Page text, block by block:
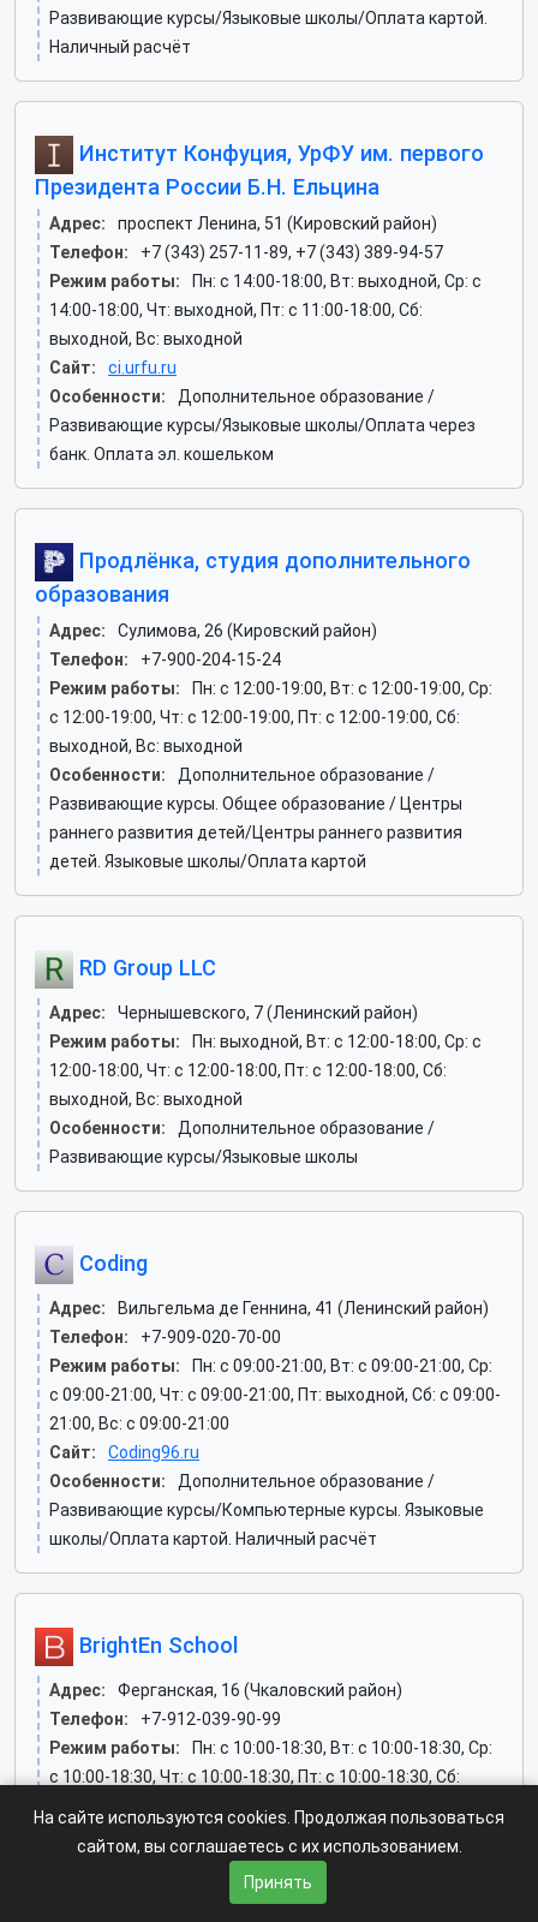
Развивающие курсы/Языковые школы/Оплата картой.
Наличный расчёт
Институт Конфуция, УрФУ им. первого
Президента России Б.Н. Ельцина
Адрес:
проспект Ленина, 51 (Кировский район)
Телефон:
+7 (343) 257-11-89, +7 (343) 389-94-57
Режим работы:
Пн: c 14:00-18:00, Вт: выходной, Ср: c
14:00-18:00, Чт: выходной, Пт: c 11:00-18:00, Сб:
выходной, Вс: выходной
Сайт:
ci.urfu.ru
Особенности:
Дополнительное образование /
Развивающие курсы/Языковые школы/Оплата через
банк. Оплата эл. кошельком
Продлëнка, студия дополнительного
образования
Адрес:
Сулимова, 26 (Кировский район)
Телефон:
+7-900-204-15-24
Режим работы:
Пн: c 12:00-19:00, Вт: c 12:00-19:00, Ср:
c 12:00-19:00, Чт: c 12:00-19:00, Пт: c 12:00-19:00, Сб:
выходной, Вс: выходной
Особенности:
Дополнительное образование /
Развивающие курсы. Общее образование / Центры
раннего развития детей/Центры раннего развития
детей. Языковые школы/Оплата картой
RD Group LLC
Адрес:
Чернышевского, 7 (Ленинский район)
Режим работы:
Пн: выходной, Вт: c 12:00-18:00, Ср: c
12:00-18:00, Чт: c 12:00-18:00, Пт: c 12:00-18:00, Сб:
выходной, Вс: выходной
Особенности:
Дополнительное образование /
Развивающие курсы/Языковые школы
Coding
Адрес:
Вильгельма де Геннина, 41 (Ленинский район)
Телефон:
+7-909-020-70-00
Режим работы:
Пн: c 09:00-21:00, Вт: c 09:00-21:00, Ср:
c 09:00-21:00, Чт: c 09:00-21:00, Пт: выходной, Сб: c 09:00-
21:00, Вс: c 09:00-21:00
Сайт:
Coding96.ru
Особенности:
Дополнительное образование /
Развивающие курсы/Компьютерные курсы. Языковые
школы/Оплата картой. Наличный расчёт
BrightEn School
Адрес:
Ферганская, 16 (Чкаловский район)
Телефон:
+7-912-039-90-99
Режим работы:
Пн: c 10:00-18:30, Вт: c 10:00-18:30, Ср:
c 10:00-18:30, Чт: c 10:00-18:30, Пт: c 10:00-18:30, Сб:
Развивающие курсы/Языковые школы/Наличный
расчёт. Оплата через банк
На сайте используются cookies. Продолжая пользоваться
сайтом, вы соглашаетесь с их использованием.
Принять